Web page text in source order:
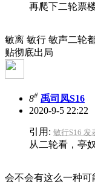
再爬下二轮票
敏离 敏行 敏声二轮
贴彻底出局
8# 禹司凤S16
2020-9-5 22:22
引用: 敏行S16 发
从二轮看，亭
会不会有这么一种